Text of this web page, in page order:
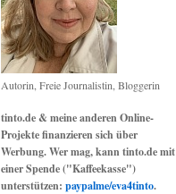
Autorin, Freie Journalistin, Bloggerin
tinto.de & meine anderen Online-
Projekte finanzieren sich über
Werbung. Wer mag, kann tinto.de mit
einer Spende ("Kaffeekasse")
unterstützen: paypalme/eva4tinto.